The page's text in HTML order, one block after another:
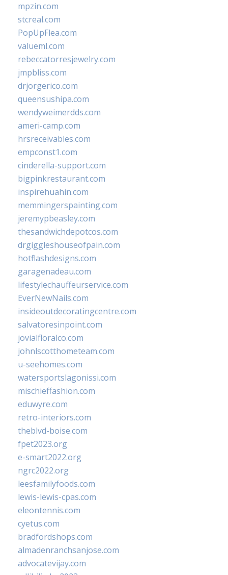
mpzin.com
stcreal.com
PopUpFlea.com
valueml.com
rebeccatorresjewelry.com
jmpbliss.com
drjorgerico.com
queensushipa.com
wendyweimerdds.com
ameri-camp.com
hrsreceivables.com
empconst1.com
cinderella-support.com
bigpinkrestaurant.com
inspirehuahin.com
memmingerspainting.com
jeremypbeasley.com
thesandwichdepotcos.com
drgiggleshouseofpain.com
hotflashdesigns.com
garagenadeau.com
lifestylechauffeurservice.com
EverNewNails.com
insideoutdecoratingcentre.com
salvatoresinpoint.com
jovialfloralco.com
johnlscotthometeam.com
u-seehomes.com
watersportslagonissi.com
mischieffashion.com
eduwyre.com
retro-interiors.com
theblvd-boise.com
fpet2023.org
e-smart2022.org
ngrc2022.org
leesfamilyfoods.com
lewis-lewis-cpas.com
eleontennis.com
cyetus.com
bradfordshops.com
almadenranchsanjose.com
advocatevijay.com